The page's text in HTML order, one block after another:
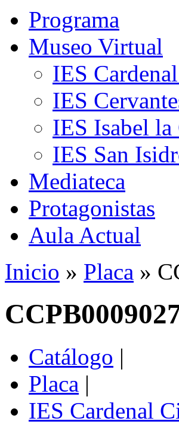
Programa
Museo Virtual
IES
IES
IES Isabel la
IES San
Mediateca
Protagonistas
Aula Actual
Inicio » Placa »
Catálogo |
Placa |
IES Cardenal